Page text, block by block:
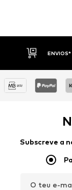
30 DIAS
Subscreve a
O teu e-